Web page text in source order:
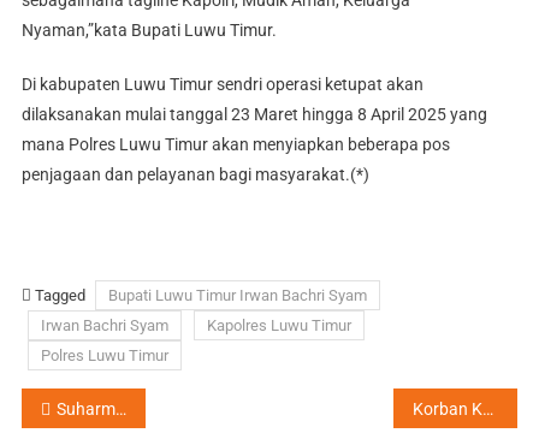
Nyaman,”kata Bupati Luwu Timur.
Di kabupaten Luwu Timur sendri operasi ketupat akan
dilaksanakan mulai tanggal 23 Maret hingga 8 April 2025 yang
mana Polres Luwu Timur akan menyiapkan beberapa pos
penjagaan dan pelayanan bagi masyarakat.(*)
Tagged
Bupati Luwu Timur Irwan Bachri Syam
Irwan Bachri Syam
Kapolres Luwu Timur
Polres Luwu Timur
Navigasi
Suharman Resmi Pimpin Apdesi Luwu Timur, SK Diserahkan Langsung oleh Ketua Apdesi Pusat Korban Kecewa, PN Palopo Hanya Vonis Terdakwa Perselingkuhan Empat Bulan Percobaan